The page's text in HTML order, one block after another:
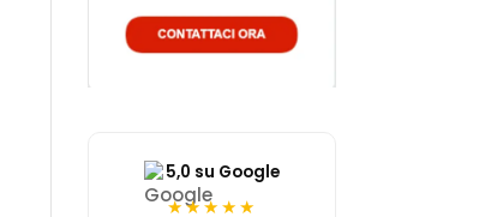
5,0 su Google
★★★★★